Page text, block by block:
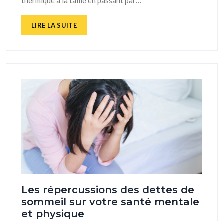
LIRE LA SUITE
Les répercussions des dettes de
sommeil sur votre santé mentale
et physique